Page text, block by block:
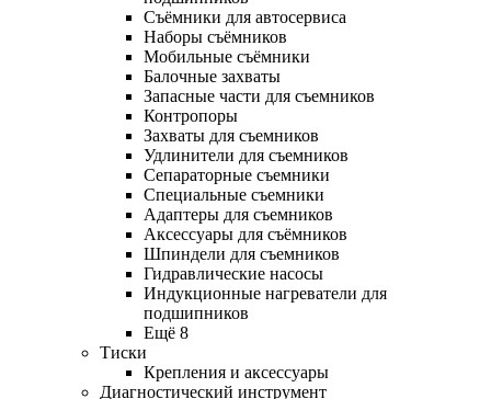
Съёмники для автосервиса
Наборы съёмников
Мобильные съёмники
Балочные захваты
Запасные части для съемников
Контропоры
Захваты для съемников
Удлинители для съемников
Сепараторные съемники
Специальные съемники
Адаптеры для съемников
Аксессуары для съёмников
Шпиндели для съемников
Гидравлические насосы
Индукционные нагреватели для
подшипников
Ещё 8
Тиски
Крепления и аксессуары
Диагностический инструмент